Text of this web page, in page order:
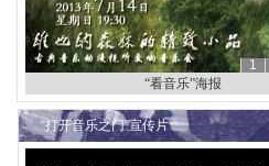
1
国粹瑰宝海报
“打开音乐之门”宣传片